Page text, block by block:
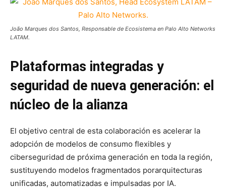
João Marques dos Santos, Responsable de Ecosistema en Palo Alto Networks
LATAM.
Plataformas integradas y
seguridad de nueva generación: el
núcleo de la alianza
El objetivo central de esta colaboración es acelerar la
adopción de modelos de consumo flexibles y
ciberseguridad de próxima generación en toda la región,
sustituyendo modelos fragmentados porarquitecturas
unificadas, automatizadas e impulsadas por IA.